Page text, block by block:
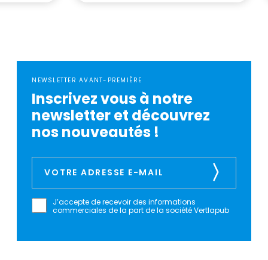
NEWSLETTER AVANT-PREMIÈRE
Inscrivez vous à notre
newsletter et découvrez
nos nouveautés !
J’accepte de recevoir des informations
commerciales de la part de la société Vertlapub